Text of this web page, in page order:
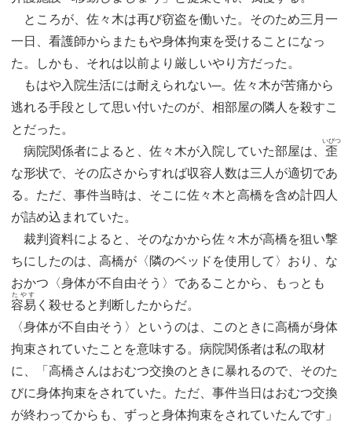
ところが、佐々木は再び窃盗を働いた。そのため三月一
一日、看護師からまたもや身体拘束を受けることになっ
た。しかも、それは以前より厳しいやり方だった。
もはや入院生活には耐えられない─。佐々木が苦痛から
逃れる手段として思い付いたのが、相部屋の隣人を殺すこ
とだった。
病院関係者によると、佐々木が入院していた部屋は、 歪
いびつ
な形状で、その広さからすれば収容人数は三人が適切であ
る。ただ、事件当時は、そこに佐々木と高橋を含め計四人
が詰め込まれていた。
裁判資料によると、そのなかから佐々木が高橋を狙い撃
ちにしたのは、高橋が〈隣のベッドを使用して〉おり、な
おかつ〈身体が不自由そう〉であることから、もっとも
容易
たやす
く殺せると判断したからだ。
〈身体が不自由そう〉というのは、このときに高橋が身体
拘束されていたことを意味する。病院関係者は私の取材
に、「高橋さんはおむつ交換のときに暴れるので、そのた
びに身体拘束をされていた。ただ、事件当日はおむつ交換
が終わってからも、ずっと身体拘束をされていたんです」